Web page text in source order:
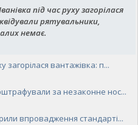
під час руху загорілася
рятувальники,
немає.
загорілася вантажівка: п...
за незаконне нос...
впровадження стандарті...